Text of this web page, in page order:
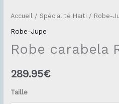
Accueil / Spécialité Haïti / Robe-
Robe-Jupe
Robe carabela
289.95€
Taille